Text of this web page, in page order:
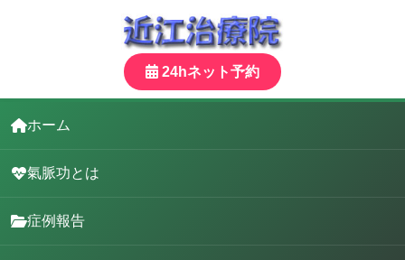
24hネット予約
ホーム
氣脈功とは
症例報告